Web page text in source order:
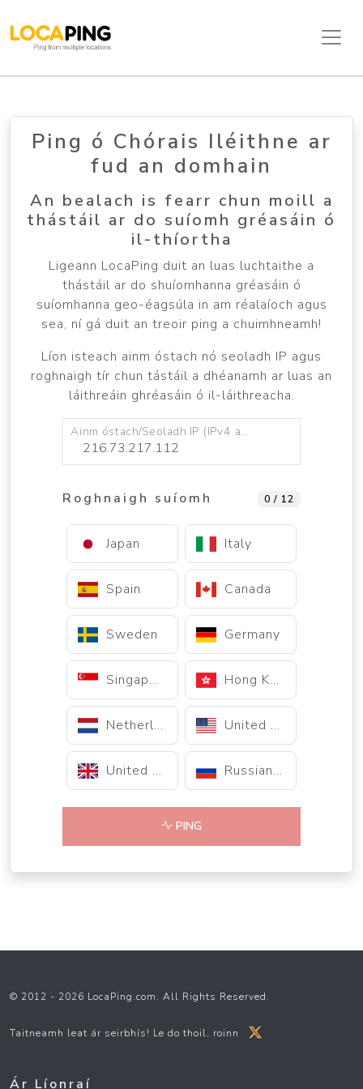
Ping ó Chórais Iléithne ar
fud an domhain
An bealach is fearr chun moill a
thástáil ar do suíomh gréasáin ó
il-thíortha
Ligeann LocaPing duit an luas luchtaithe a
thástáil ar do shuíomhanna gréasáin ó
suíomhanna geo-éagsúla in am réalaíoch agus
sea, ní gá duit an treoir ping a chuimhneamh!
Líon isteach ainm óstach nó seoladh IP agus
roghnaigh tír chun tástáil a dhéanamh ar luas an
láithreáin ghréasáin ó il-láithreacha.
Ainm óstach/Seoladh IP (IPv4 amháin)
Roghnaigh suíomh 0 / 12
Japan Italy
Spain Canada
Sweden Germany
Singapore Hong Kong
Netherlands United States
United Kingdom Russian Federation
PING
© 2012 - 2026 LocaPing.com. All Rights Reserved.
Taitneamh leat ár seirbhís! Le do thoil, roinn
Ár Líonraí